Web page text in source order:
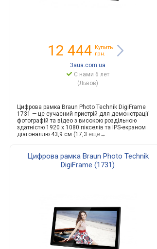
12 444 Купить!
грн.
3aua.com.ua
С нами 6 лет
(Львов)
Цифрова рамка Braun Photo Technik DigiFrame
1731 — це сучасний пристрій для демонстрації
фотографій та відео з високою роздільною
здатністю 1920 x 1080 пікселів та IPS-екраном
діагоналлю 43,9 см (17,3 еще→
Цифрова рамка Braun Photo Technik
DigiFrame (1731)